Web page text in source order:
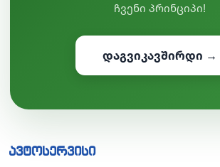
ჩვენი პრინციპი!
დაგვიკავშირდი →
ავტოსერვისი